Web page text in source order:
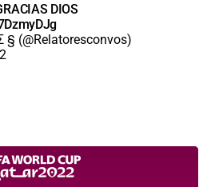
DIOS
(@Relatoresconvos)